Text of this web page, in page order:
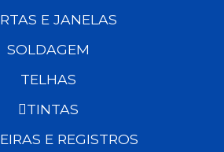
E JANELAS
SOLDAGEM
TELHAS
TINTAS
E REGISTROS